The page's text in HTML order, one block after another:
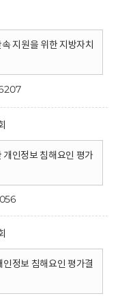
지원을 위한 지방자치
개인정보 침해요인 평가
인정보 침해요인 평가결